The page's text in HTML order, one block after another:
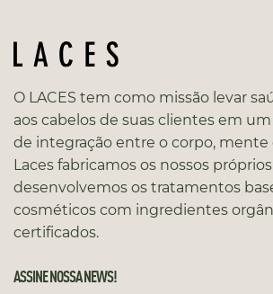
O LACES tem como missão levar
aos cabelos de suas clientes em
de integração entre o corpo, mente
Laces fabricamos os nossos
desenvolvemos os tratamentos
cosméticos com ingredientes
certificados.
ASSINE NOSSA NEWS!